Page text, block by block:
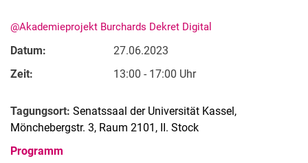
@Akademieprojekt Burchards Dekret Digital
Datum:
27.06.2023
Zeit:
13:00 - 17:00 Uhr
Tagungsort: Senatssaal der Universität Kassel,
Mönchebergstr. 3, Raum 2101, II. Stock
Programm